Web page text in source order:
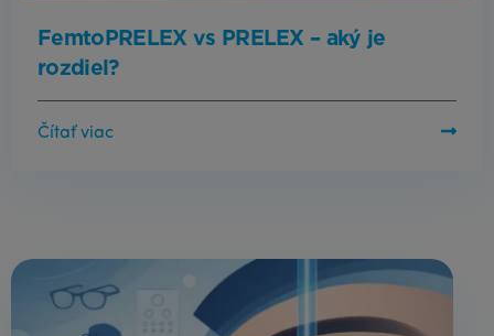
FemtoPRELEX vs PRELEX – aký je
rozdiel?
Čítať viac